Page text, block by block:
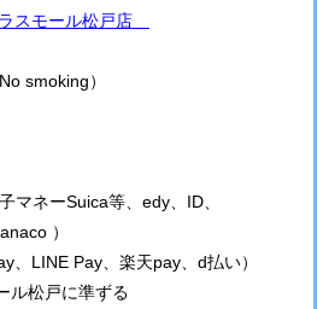
スモール松戸店
No smoking）
マネーSuica等、edy、ID、
）
、LINE Pay、楽天pay、d払い）
松戸に準ずる